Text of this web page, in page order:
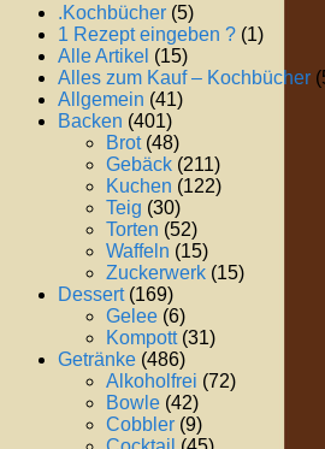
.Kochbücher (5)
1 Rezept eingeben ? (1)
Alle Artikel (15)
Alles zum Kauf – Kochbücher
Allgemein (41)
Backen (401)
Brot(48)
Gebäck (211)
Kuchen (122)
Teig (30)
Torten (52)
Waffeln (15)
Zuckerwerk (15)
Dessert(169)
Gelee (6)
Kompott(31)
Getränke (486)
Alkoholfrei (72)
Bowle (42)
Cobbler (9)